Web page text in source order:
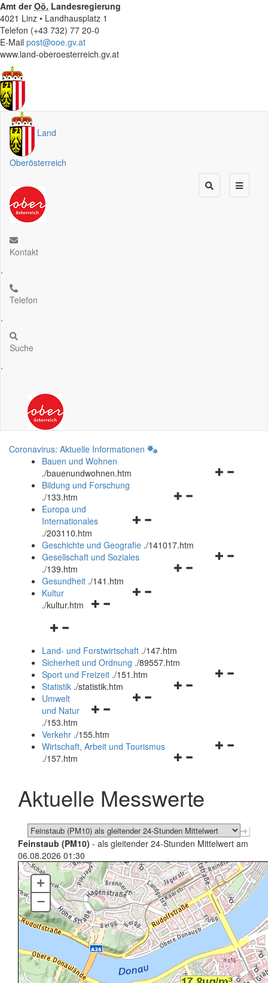
Amt derOö. Landesregierung
4021 Linz • Landhausplatz 1
Telefon (+43 732) 77 20-0
E-Mail post@ooe.gv.at
www.land-oberoesterreich.gv.at
Land
Oberösterreich
Kontakt
.
Telefon
.
Suche
.
Coronavirus: Aktuelle Informationen
Bauen und Wohnen
./bauenundwohnen.htm
Navigationsmenü
Bildung und Forschung
./133.htm
Navigationsmenü
und
schließen
Europa und
Internationales
./203110.htm
Geschichte und Geografie ./141017.htm
Navigationsmenü
Gesellschaft und Soziales
./139.htm
Navigationsmenü
Gesundheit ./141.htm
Navigationsmenü
Kultur
./kultur.htm
Navigationsmenü
und
schließen
Land- und Forstwirtschaft ./147.htm
Sicherheit und Ordnung ./89557.htm
Navigationsmenü
Sport und Freizeit ./151.htm
Navigationsmenü
Statistik ./statistik.htm
Navigationsmenü
und
schließen
Umwelt
und Natur
./153.htm
Verkehr ./155.htm
Navigationsmenü
schließen
Wirtschaft, Arbeit und Tourismus
./157.htm
Aktuelle Messwerte
Feinstaub (PM10) - als gleitender 24-Stunden Mittelwert am
06.08.2026 01:30
+
–